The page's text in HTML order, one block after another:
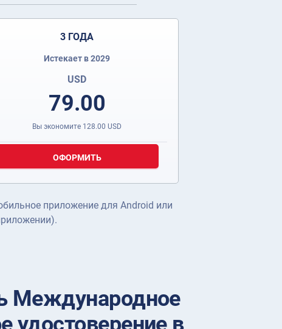
3 ГОДА
Истекает в 2029
USD
79.00
Вы экономите 128.00 USD
ОФОРМИТЬ
приложение для Android или
Международное